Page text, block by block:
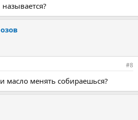
#8
масло менять собираешься?